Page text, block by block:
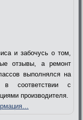
и забочусь о том,
отзывы, а ремонт
выполнялся на
в соответствии с
производителя.